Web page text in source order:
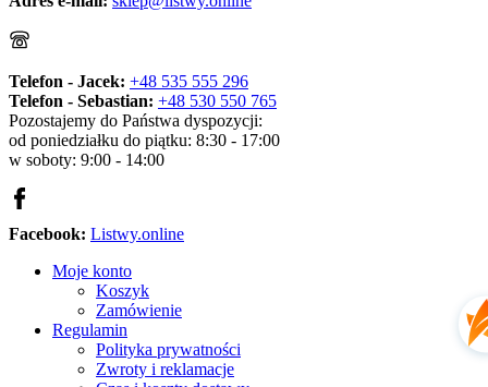
Telefon - Jacek: +48 535 555 296
Telefon - Sebastian: +48 530 550 765
Pozostajemy do Państwa dyspozycji:
od poniedziałku do piątku: 8:30 - 17:00
w soboty: 9:00 - 14:00
Facebook: Listwy.online
Moje konto
Koszyk
Zamówienie
Regulamin
Polityka prywatności
Zwroty i reklamacje